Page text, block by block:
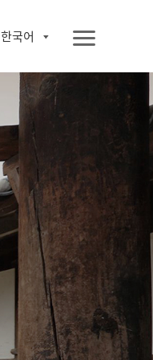
한국어